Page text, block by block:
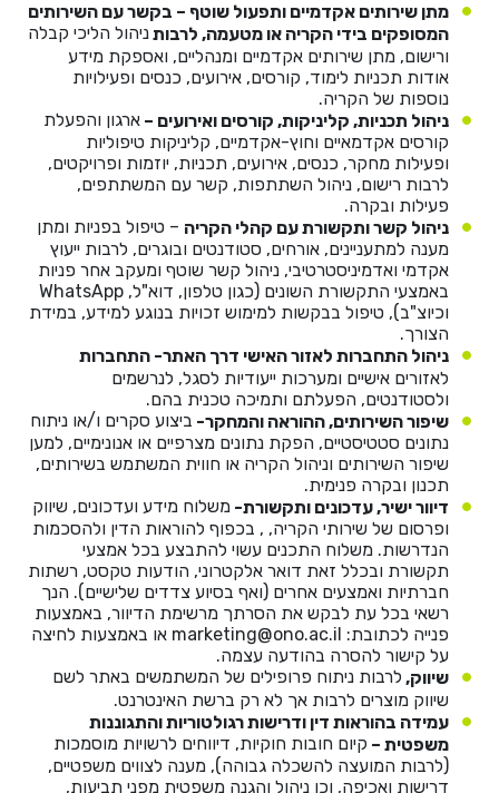
מתן שירותים אקדמיים ותפעול שוטף – בקשר עם השירותים
המסופקים בידי הקריה או מטעמה, לרבותניהול הליכי קבלה
ורישום, מתן שירותים אקדמיים ומנהליים, ואספקת מידע
אודות תכניות לימוד, קורסים, אירועים, כנסים ופעילויות
נוספות של הקריה.
ניהול תכניות, קליניקות, קורסים ואירועים – ארגון והפעלת
קורסים אקדמאיים וחוץ-אקדמיים, קליניקות טיפוליות
ופעילות מחקר, כנסים, אירועים, תכניות, יוזמות ופרויקטים,
לרבות רישום, ניהול השתתפות, קשר עם המשתתפים,
פעילות ובקרה.
ניהול קשר ותקשורת עם קהלי הקריה – טיפול בפניות ומתן
מענה למתעניינים, אורחים, סטודנטים ובוגרים, לרבות ייעוץ
אקדמי ואדמיניסטרטיבי, ניהול קשר שוטף ומעקב אחר פניות
באמצעי התקשורת השונים (כגון טלפון, דוא"ל, WhatsApp
וכיוצ"ב), טיפול בבקשות למימוש זכויות בנוגע למידע, במידת
הצורך.
ניהול התחברות לאזור האישי דרך האתר- התחברות
לאזורים אישיים ומערכות ייעודיות לסגל, לנרשמים
ולסטודנטים, הפעלתם ותמיכה טכנית בהם.
שיפור השירותים, ההוראה והמחקר- ביצוע סקרים ו/או ניתוח
נתונים סטטיסטיים, הפקת נתונים מצרפיים או אנונימיים, למען
שיפור השירותים וניהול הקריה או חווית המשתמש בשירותים,
תכנון ובקרה פנימית.
דיוור ישיר, עדכונים ותקשורת- משלוח מידע ועדכונים, שיווק
ופרסום של שירותי הקריה, , בכפוף להוראות הדין ולהסכמות
הנדרשות. משלוח התכנים עשוי להתבצע בכל אמצעי
תקשורת ובכלל זאת דואר אלקטרוני, הודעות‏ טקסט, רשתות
חברתיות ואמצעים אחרים (ואף בסיוע צדדים שלישיים). הנך
רשאי בכל עת לבקש את הסרתך מרשימת הדיוור, באמצעות
פנייה לכתובת: marketing@ono.ac.il או באמצעות לחיצה
על קישור להסרה בהודעה עצמה.
שיווק, לרבות ניתוח פרופילים של המשתמשים באתר לשם
שיווק מוצרים לרבות אך לא רק ברשת האינטרנט.
עמידה בהוראות דין ודרישות רגולטוריות והתגוננות
משפטית – קיום חובות חוקיות, דיווחים לרשויות מוסמכות
(לרבות המועצה להשכלה גבוהה), מענה לצווים משפטיים,
דרישות ואכיפה, וכן ניהול והגנה משפטית מפני תביעות,